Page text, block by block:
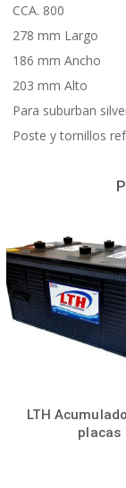
CCA. 800
278 mm Largo
186 mm Ancho
203 mm Alto
Para suburban
Poste y tornillos
LTH
placas